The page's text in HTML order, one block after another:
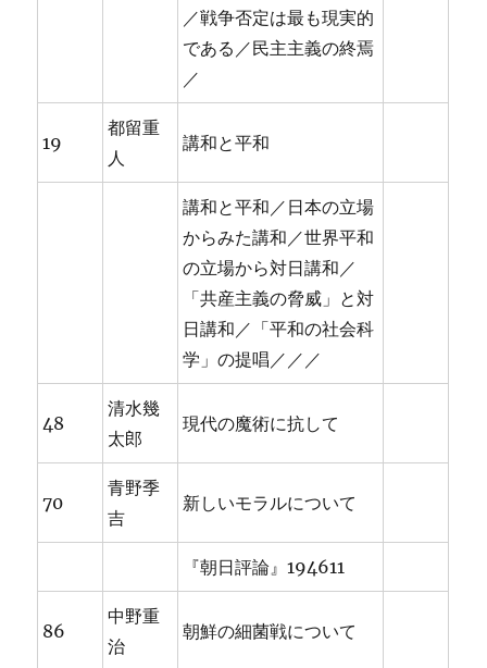
／戦争否定は最も現実的
である／民主主義の終焉
／
19
都留重
人
講和と平和
講和と平和／日本の立場
からみた講和／世界平和
の立場から対日講和／
「共産主義の脅威」と対
日講和／「平和の社会科
学」の提唱／／／
48
清水幾
太郎
現代の魔術に抗して
70
青野季
吉
新しいモラルについて
『朝日評論』194611
86
中野重
治
朝鮮の細菌戦について